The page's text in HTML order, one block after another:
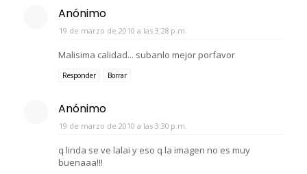
Anónimo
19 de marzo de 2010 a las 3:28 p.m.
Malisima calidad... subanlo mejor porfavor
Responder Borrar
Anónimo
19 de marzo de 2010 a las 3:30 p.m.
q linda se ve lalai y eso q la imagen no es muy
buenaaa!!!